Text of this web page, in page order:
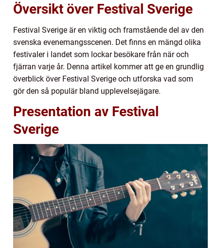
Översikt över Festival Sverige
Festival Sverige är en viktig och framstående del av den
svenska evenemangsscenen. Det finns en mängd olika
festivaler i landet som lockar besökare från när och
fjärran varje år. Denna artikel kommer att ge en grundlig
överblick över Festival Sverige och utforska vad som
gör den så populär bland upplevelsejägare.
Presentation av Festival
Sverige